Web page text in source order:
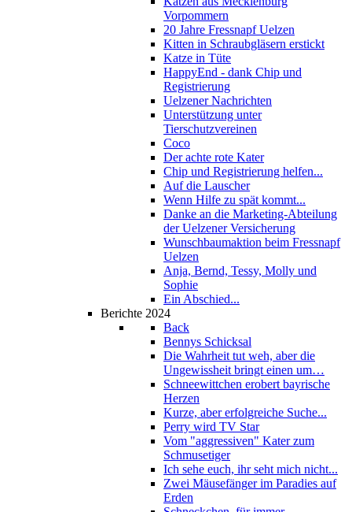
Vorpommern
20 Jahre Fressnapf Uelzen
Kitten in Schraubgläsern erstickt
Katze in Tüte
HappyEnd - dank Chip und
Registrierung
Uelzener Nachrichten
Unterstützung unter
Tierschutzvereinen
Coco
Der achte rote Kater
Chip und Registrierung helfen...
Auf die Lauscher
Wenn Hilfe zu spät kommt...
Danke an die Marketing-Abteilung
der Uelzener Versicherung
Wunschbaumaktion beim Fressnapf
Uelzen
Anja, Bernd, Tessy, Molly und
Sophie
Ein Abschied...
Berichte 2024
Back
Bennys Schicksal
Die Wahrheit tut weh, aber die
Ungewissheit bringt einen um…
Schneewittchen erobert bayrische
Herzen
Kurze, aber erfolgreiche Suche...
Perry wird TV Star
Vom "aggressiven" Kater zum
Schmusetiger
Ich sehe euch, ihr seht mich nicht...
Zwei Mäusefänger im Paradies auf
Erden